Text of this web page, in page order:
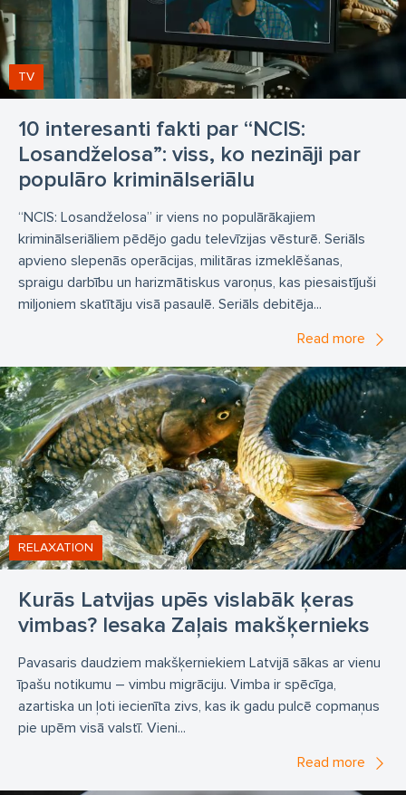
10 interesanti fakti par “NCIS:
Losandželosa”: viss, ko nezināji par
populāro kriminālseriālu
TV
“NCIS: Losandželosa” ir viens no populārākajiem
kriminālseriāliem pēdējo gadu televīzijas vēsturē. Seriāls
apvieno slepenās operācijas, militāras izmeklēšanas,
spraigu darbību un harizmātiskus varoņus, kas piesaistījuši
miljoniem skatītāju visā pasaulē. Seriāls debitēja...
Read more
Kurās Latvijas upēs vislabāk ķeras
vimbas? Iesaka Zaļais makšķernieks
RELAXATION
Pavasaris daudziem makšķerniekiem Latvijā sākas ar vienu
īpašu notikumu – vimbu migrāciju. Vimba ir spēcīga,
azartiska un ļoti iecienīta zivs, kas ik gadu pulcē copmaņus
pie upēm visā valstī. Vieni...
Read more